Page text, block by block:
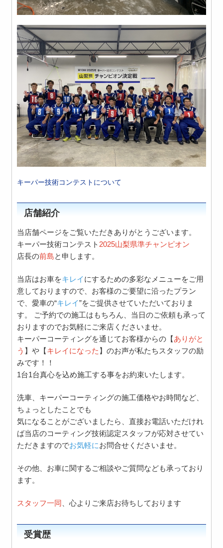
キーパー技術コンテストについて
店舗紹介
当店舗ページをご覧いただきありがとうございます。
キーパー技術コンテスト 2025山梨県準チャンピオン
店長の前島と申します。
当店はお車をキレイにするための多彩なメニューをご用
意しておりますので、お客様のご要望に沿ったプラン
で、愛車の“キレイ”をご提供させていただいておりま
す。 ご予約での施工はもちろん、当日のご依頼も承って
おりますのでお気軽にご来店くださいませ。
キーパーコーティングを通じてお客様からの【ありがと
う 】や【キレイになった 】のお声が私たちスタッフの励
みです！！
1台1台真心を込め施工する事をお約束いたします。
洗車、キーパーコーティングの施工価格やお時間など、
ちょっとしたことでも
気になることがございましたら、直接お電話いただけれ
ば当店のコーティング技術認定スタッフが応対させてい
ただきますのでお気軽にお問合せくださいませ。
その他、お車に関するご相談やご質問なども承っており
ます。
スタッフ一同 、心よりご来店お待ちしております
受賞歴